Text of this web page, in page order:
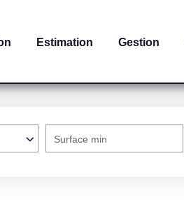
Estimation Gestion
Surface min